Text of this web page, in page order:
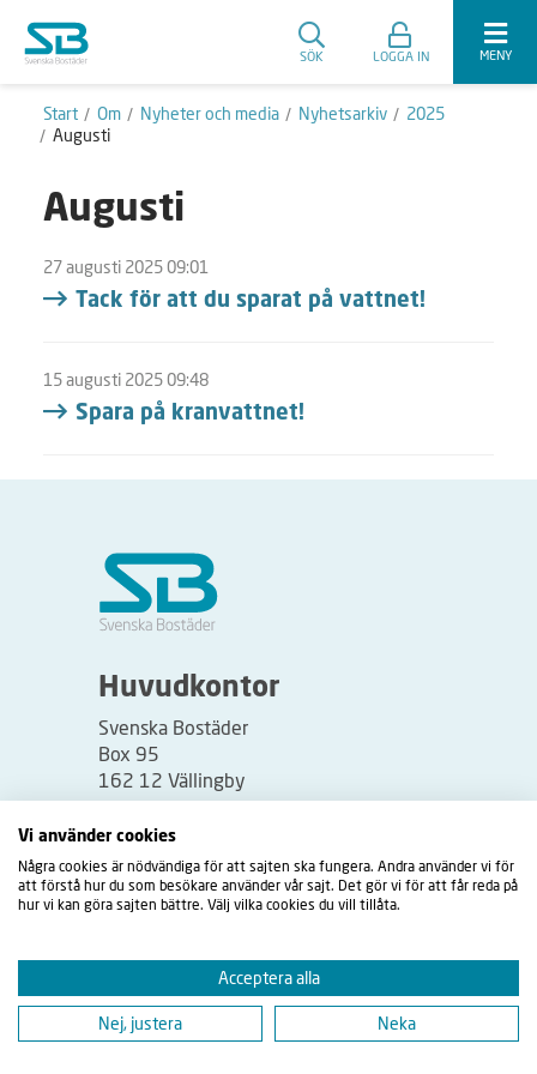
SÖK LOGGA IN MENY
Start Om Nyheter och media Nyhetsarkiv
2025
Augusti
Augusti
27 augusti 2025 09:01
Tack för att du sparat på vattnet!
15 augusti 2025 09:48
Spara på kranvattnet!
Huvudkontor
Svenska Bostäder
Box 95
162 12 Vällingby
Besöksadress:
Vällingbyplan 2
Vi använder cookies
Några cookies är nödvändiga för att sajten ska fungera. Andra använder vi för
att förstå hur du som besökare använder vår sajt. Det gör vi för att får reda på
hur vi kan göra sajten bättre. Välj vilka cookies du vill tillåta.
Acceptera alla
Nej, justera Neka